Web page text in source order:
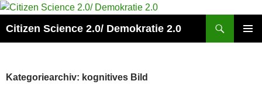
Zum
springen
Citizen Science 2.0/ Demokratie 2.0
Kategoriearchiv: kognitives Bild